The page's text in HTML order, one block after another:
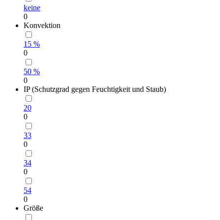
keine
0
Konvektion
15 %
0
50 %
0
IP (Schutzgrad gegen Feuchtigkeit und Staub)
20
0
33
0
34
0
54
0
Größe